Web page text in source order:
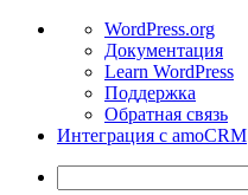
WordPress
WordPress.org
Документация
Learn WordPress
Поддержка
Обратная связь
Интеграция с amoCRM